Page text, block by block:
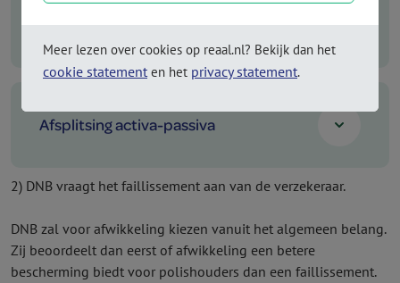
Meer lezen over cookies op reaal.nl? Bekijk dan het
cookie statement en het privacy statement.
Overbruggings­instelling
Afsplitsing activa-passiva
2) DNB vraagt het faillissement aan van de verzekeraar.
DNB zal voor afwikkeling kiezen vanuit het algemeen belang.
Zij beoordeelt dan eerst of afwikkeling een betere
bescherming biedt voor polishouders dan een faillissement.